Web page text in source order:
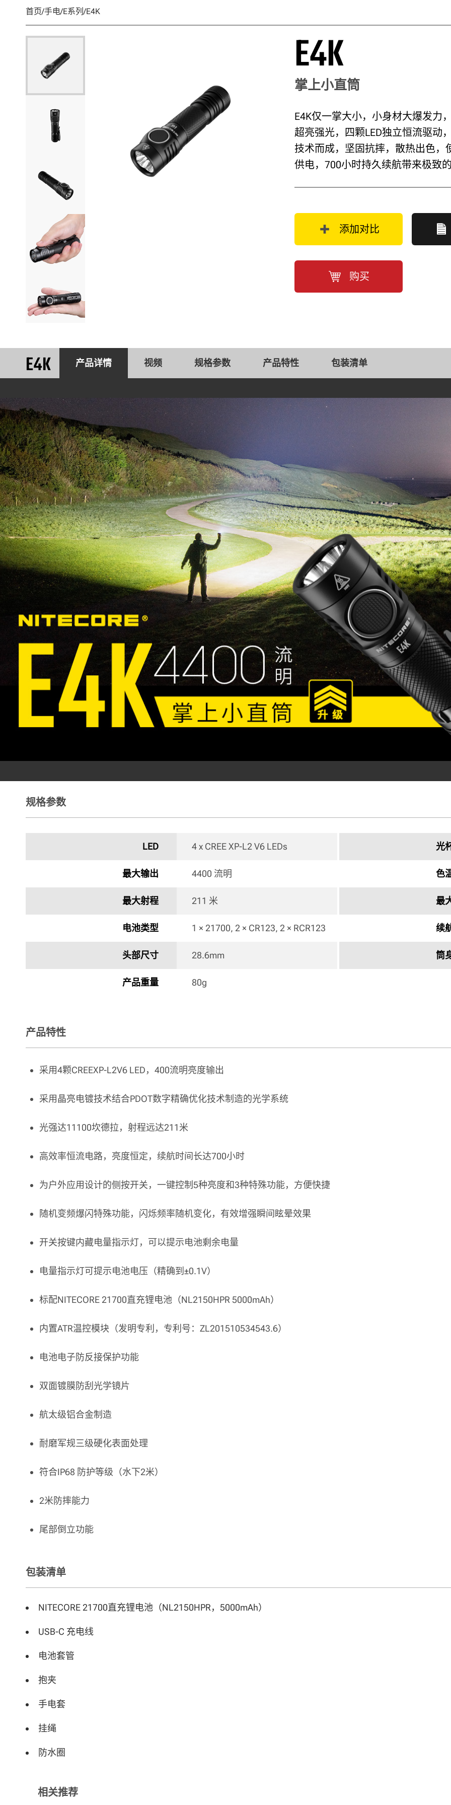
首页/手电/E系列/E4K
E4K
掌上小直筒
E4K仅一掌大小，小身材大爆发力
超亮强光，四颗LED独立恒流驱动
技术而成，坚固抗摔，散热出色，
供电，700小时持久续航带来极致
添加对比
购买
E4K 产品详情 视频 规格参数 产品特性 包装清单
规格参数
LED 4 x CREE XP-L2 V6 LEDs 光
最大输出 4400 流明 色
最大射程 211 米 最
电池类型 1 × 21700, 2 × CR123, 2 × RCR123 续
头部尺寸 28.6mm 筒
产品重量 80g
产品特性
采用4颗CREEXP-L2V6 LED，400流明亮度输出
采用晶亮电镀技术结合PDOT数字精确优化技术制造的光学系统
光强达11100坎德拉，射程远达211米
高效率恒流电路，亮度恒定，续航时间长达700小时
为户外应用设计的侧按开关，一键控制5种亮度和3种特殊功能，方便快捷
随机变频爆闪特殊功能，闪烁频率随机变化，有效增强瞬间眩晕效果
开关按键内藏电量指示灯，可以提示电池剩余电量
电量指示灯可提示电池电压（精确到±0.1V）
标配NITECORE 21700直充锂电池（NL2150HPR 5000mAh）
内置ATR温控模块（发明专利，专利号：ZL201510534543.6）
电池电子防反接保护功能
双面镀膜防刮光学镜片
航太级铝合金制造
耐磨军规三级硬化表面处理
符合IP68 防护等级（水下2米）
2米防摔能力
尾部倒立功能
包装清单
NITECORE 21700直充锂电池（NL2150HPR，5000mAh）
USB-C 充电线
电池套管
抱夹
手电套
挂绳
防水圈
相关推荐